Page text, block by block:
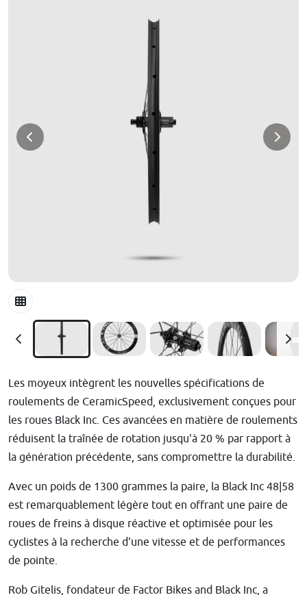
Les moyeux intègrent les nouvelles spécifications de
roulements de CeramicSpeed, exclusivement conçues pour
les roues Black Inc. Ces avancées en matière de roulements
réduisent la traînée de rotation jusqu'à 20 % par rapport à
la génération précédente, sans compromettre la durabilité.
Avec un poids de 1300 grammes la paire, la Black Inc 48|58
est remarquablement légère tout en offrant une paire de
roues de freins à disque réactive et optimisée pour les
cyclistes à la recherche d'une vitesse et de performances
de pointe.
Rob Gitelis, fondateur de Factor Bikes and Black Inc, a